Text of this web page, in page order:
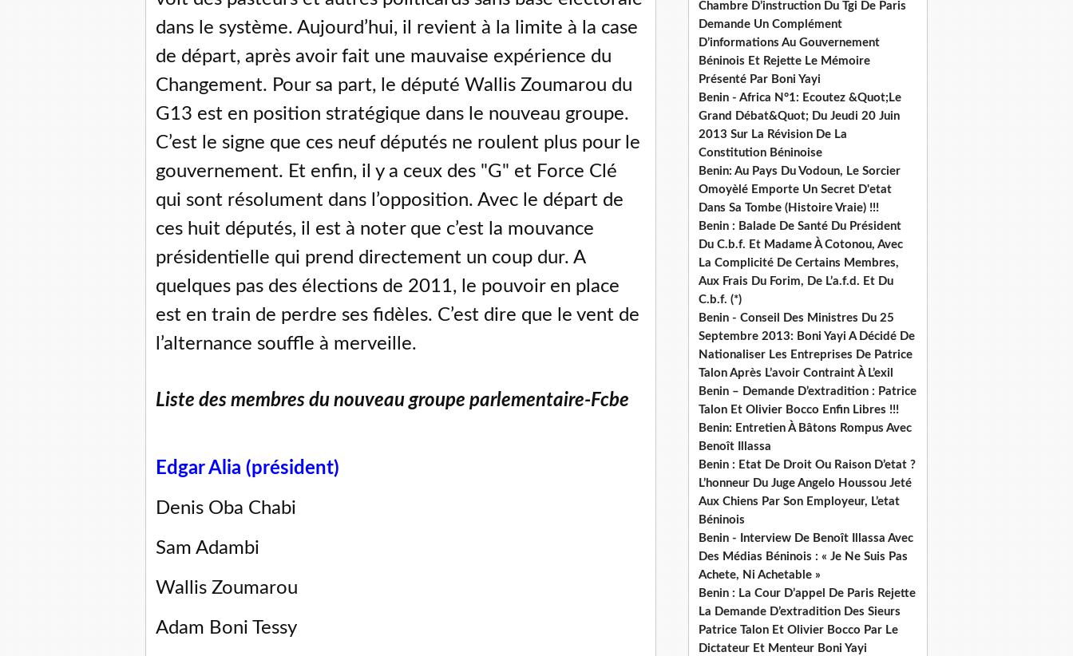
dans le système. Aujourd’hui, il revient à la limite à la case
de départ, après avoir fait une mauvaise expérience du
Changement. Pour sa part, le député Wallis Zoumarou du
G13 est en position stratégique dans le nouveau groupe.
C’est le signe que ces neuf députés ne roulent plus pour le
gouvernement. Et enfin, il y a ceux des "G" et Force Clé
qui sont résolument dans l’opposition. Avec le départ de
ces huit députés, il est à noter que c’est la mouvance
présidentielle qui prend directement un coup dur. A
quelques pas des élections de 2011, le pouvoir en place
est en train de perdre ses fidèles. C’est dire que le vent de
l’alternance souffle à merveille.
Liste des membres du nouveau groupe parlementaire-Fcbe
Edgar Alia (président)
Denis Oba Chabi
Sam Adambi
Wallis Zoumarou
Adam Boni Tessy
Chambre D’instruction Du Tgi De Paris
Demande Un Complément
D’informations Au Gouvernement
Béninois Et Rejette Le Mémoire
Présenté Par Boni Yayi
Benin - Africa N°1: Ecoutez &Quot;Le
Grand Débat&Quot; Du Jeudi 20 Juin
2013 Sur La Révision De La
Constitution Béninoise
Benin: Au Pays Du Vodoun, Le Sorcier
Omoyèlé Emporte Un Secret D'etat
Dans Sa Tombe (Histoire Vraie) !!!
Benin : Balade De Santé Du Président
Du C.b.f. Et Madame À Cotonou, Avec
La Complicité De Certains Membres,
Aux Frais Du Forim, De L’a.f.d. Et Du
C.b.f. (*)
Benin - Conseil Des Ministres Du 25
Septembre 2013: Boni Yayi A Décidé De
Nationaliser Les Entreprises De Patrice
Talon Après L’avoir Contraint À L’exil
Benin – Demande D’extradition : Patrice
Talon Et Olivier Bocco Enfin Libres !!!
Benin: Entretien À Bâtons Rompus Avec
Benoît Illassa
Benin : Etat De Droit Ou Raison D’etat ?
L’honneur Du Juge Angelo Houssou Jeté
Aux Chiens Par Son Employeur, L’etat
Béninois
Benin - Interview De Benoît Illassa Avec
Des Médias Béninois : « Je Ne Suis Pas
Achete, Ni Achetable »
Benin : La Cour D’appel De Paris Rejette
La Demande D’extradition Des Sieurs
Patrice Talon Et Olivier Bocco Par Le
Dictateur Et Menteur Boni Yayi